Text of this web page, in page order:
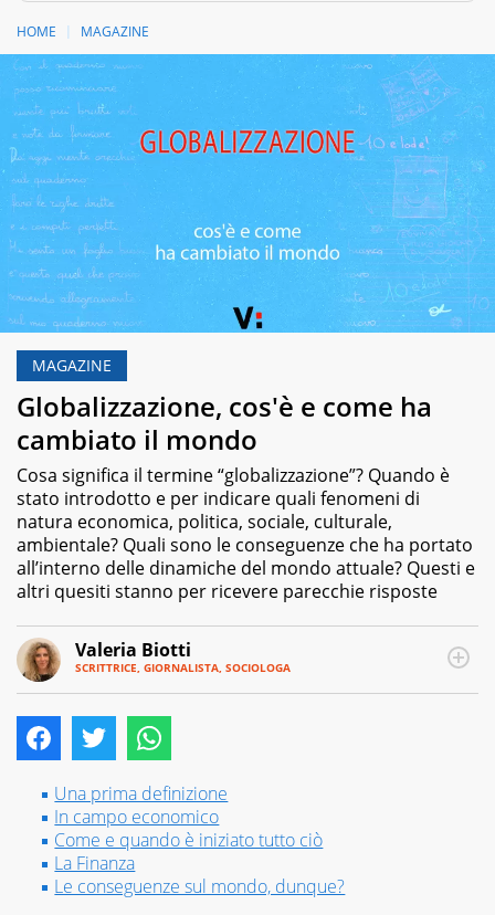
HOME MAGAZINE
MAGAZINE
Globalizzazione, cos'è e come ha
cambiato il mondo
Cosa significa il termine “globalizzazione”? Quando è
stato introdotto e per indicare quali fenomeni di
natura economica, politica, sociale, culturale,
ambientale? Quali sono le conseguenze che ha portato
all’interno delle dinamiche del mondo attuale? Questi e
altri quesiti stanno per ricevere parecchie risposte
Valeria Biotti
SCRITTRICE, GIORNALISTA, SOCIOLOGA
MAIL
giornalista,
sociologa,
teatrale,
speaker
radiofonica,
vignettista,
mi
occupo
Una prima definizione
In campo economico
Come e quando è iniziato tutto ciò
La Finanza
Le conseguenze sul mondo, dunque?